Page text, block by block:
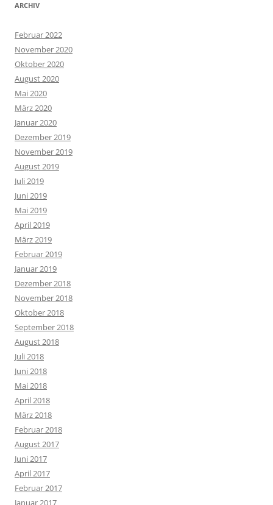
ARCHIV
Februar 2022
November 2020
Oktober 2020
August 2020
Mai 2020
März 2020
Januar 2020
Dezember 2019
November 2019
August 2019
Juli 2019
Juni 2019
Mai 2019
April 2019
März 2019
Februar 2019
Januar 2019
Dezember 2018
November 2018
Oktober 2018
September 2018
August 2018
Juli 2018
Juni 2018
Mai 2018
April 2018
März 2018
Februar 2018
August 2017
Juni 2017
April 2017
Februar 2017
Januar 2017